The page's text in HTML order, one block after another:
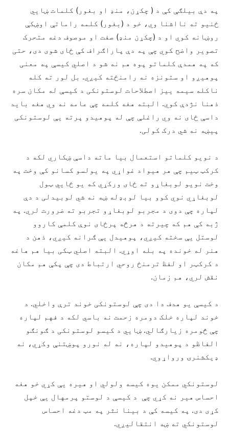
په دې بیلګې کې د ( چکړن، منډ او بغور) کلمات ښایي
ځنیو ته نااشنا وي، خو د (بغور) کلمه راماتې اوښکې
روښانه کوي او د (چکړن منډ) صفت او موصوف دغه متحرک
تصویر واضح کوي چې په دې پاراګراف کې ځای شوی دی، حتی
که په همدې کلماتو پوه هم نه شو د اصلي کیسې په معنی
پوهیږو او ستونزه نه رامنځته کیږي. بل لور ته کله
ناکله سیمه ییز اصطلاحات لوستونکی د کیسې له مکان سره
ذهنا نژدې کوي. البته هغه کلمه چې عامه نه وي هغه باید
داسې ځای نه وي راغلې چې له پوهیدو پرته یې لوستونکی
پيښه نه شي درک کولی.
د نویو کلماتو استعمال بیا ماته داسې ښکاري لکه د
کرکټ ټیم چې هر هیواد غواړي په یولسو کسانو کې وخت په
وخت نویو لوبغاړو ته ځای ورکړي که یو ځایي ټول
لوبغاړي نوي کوو بیا لوبډله ښه نه شي لوبیدلی د دې
لپاره چې دوی د مجربو لوبغاړو تجربو ته ضرورت لري. په
ژبه کې هم که چیرته د هرڅه پرځای نوې کلمې کاروو
لوستل یې سخته کیږي، پوهیدل یې ګرانه کیږي، ذهن د
هنر له خونده په بله اوړي. البته اصلي ټکی بیا هم هاغه
د کرکټر او لفظ ترمنځ روحي ارتباط دی چې پکې هم مکان
نقش لري، هم زمان.
د کیسې یو هدف دا دی چې لوستونکی خوند ترې واخلي. د
خوند لپاره خلک دومره زحمت نه باسي لکه د فهم لپاره
چې څومره زیارګالي. ښایي د کیسو لوستونکی د ګونګو
الفاظو د پوهیدو لپاره، نه له نورو پوښتنې وکړي، نه
ډیکشنرۍ ورواړوي.
لوستونکي ممکن یوه کیسه ولولي او هیره یې کړي خو هغه
احساس هیر نه کړي چې د کیسې د لوستو پرمهال یې خپل
کړی دی. په کیسه کې د بینا نثر په مټ دغه احساس
لوستونکي ته ښه انتقالیږي.